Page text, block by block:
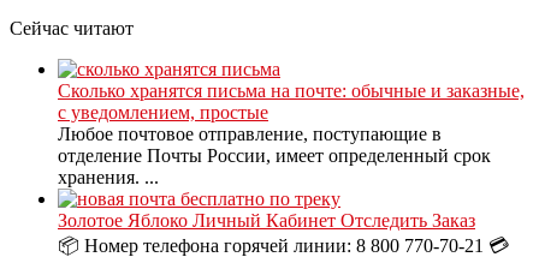
Сейчас читают
Сколько хранятся письма на почте: обычные и заказные,
с уведомлением, простые
Любое почтовое отправление, поступающие в
отделение Почты России, имеет определенный срок
хранения. ...
Золотое Яблоко Личный Кабинет Отследить Заказ
📦 Номер телефона горячей линии: 8 800 770-70-21 💳